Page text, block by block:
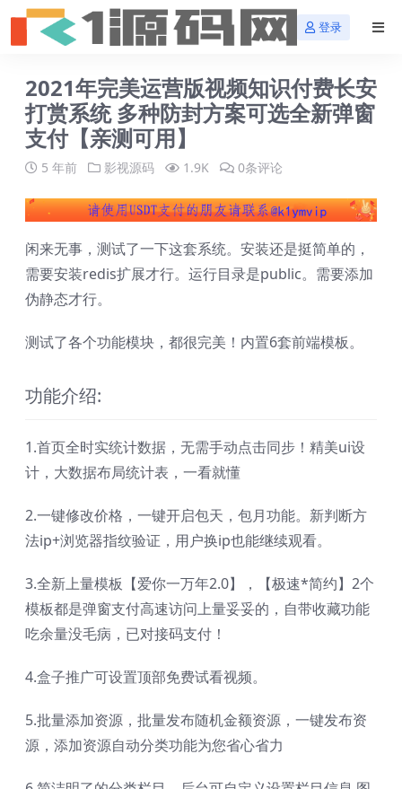
登录
2021年完美运营版视频知识付费长安
打赏系统 多种防封方案可选全新弹窗
支付【亲测可用】
5 年前 影视源码 1.9K 0条评论
闲来无事，测试了一下这套系统。安装还是挺简单的，
需要安装redis扩展才行。运行目录是public。需要添加
伪静态才行。
测试了各个功能模块，都很完美！内置6套前端模板。
功能介绍:
1.首页全时实统计数据，无需手动点击同步！精美ui设
计，大数据布局统计表，一看就懂
2.一键修改价格，一键开启包天，包月功能。新判断方
法ip+浏览器指纹验证，用户换ip也能继续观看。
3.全新上量模板【爱你一万年2.0】，【极速*简约】2个
模板都是弹窗支付高速访问上量妥妥的，自带收藏功能
吃余量没毛病，已对接码支付！
4.盒子推广可设置顶部免费试看视频。
5.批量添加资源，批量发布随机金额资源，一键发布资
源，添加资源自动分类功能为您省心省力